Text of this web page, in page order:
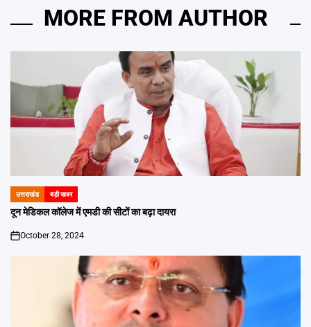
MORE FROM AUTHOR
POSTED
IN
उत्तराखंड बड़ी खबर
दून मेडिकल कॉलेज में एमडी की सीटों का बढ़ा दायरा
on
October 28, 2024